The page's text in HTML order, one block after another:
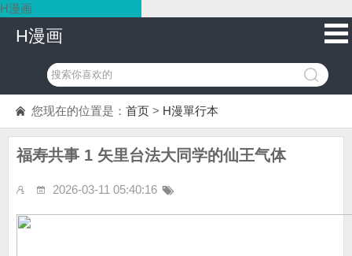
H漫画
H漫画
您现在的位置是： 首页 > H漫單行本
福寿共事 1 矢里台法大同学的仙王气体
2026-03-11 05:40:16